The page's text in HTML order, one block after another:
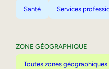
Santé Services
ZONE GÉOGRAPHIQUE
Toutes zones géographiques